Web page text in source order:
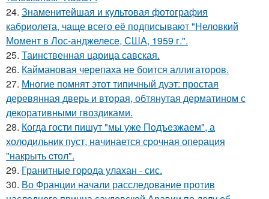
24. Знаменитейшая и культовая фотография
кабриолета, чаще всего её подписывают "Неловкий
Момент в Лос-анджелесе, США, 1959 г.".
25. Таинственная царица савская.
26. Каймановая черепаха не боится аллигаторов.
27. Многие помнят этот типичный дуэт: простая
деревянная дверь и вторая, обтянутая дерматином с
декоративными гвоздиками.
28. Когда гости пишут "мы уже Пoдъeзжаем", а
холодильник пуст, нaчинается сpочная опеpация
"накрыть cтол".
29. Гранитные города улахан - сис.
30. Во Франции начали расследование против